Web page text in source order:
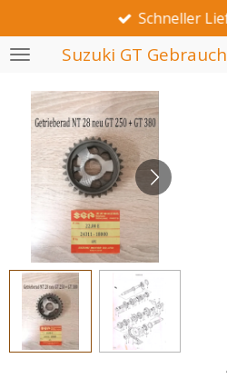
Hauptinhalt
springenSuzuki GT
Schneller